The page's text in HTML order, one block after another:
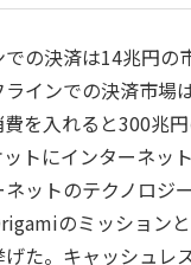
の決済は14兆円の
インでの決済市場
を入れると300兆
トにインターネッ
ットのテクノロジ
のミッション
た。キャッシュレ